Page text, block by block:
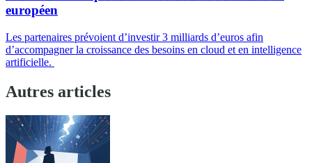
européen
Les partenaires prévoient d’investir 3 milliards d’euros afin
d’accompagner la croissance des besoins en cloud et en intelligence
artificielle.
Autres articles